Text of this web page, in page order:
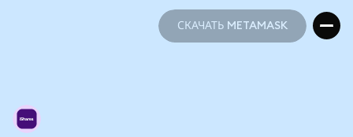
СКАЧАТЬ METAMASK